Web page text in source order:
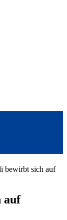
bewirbt sich auf
auf